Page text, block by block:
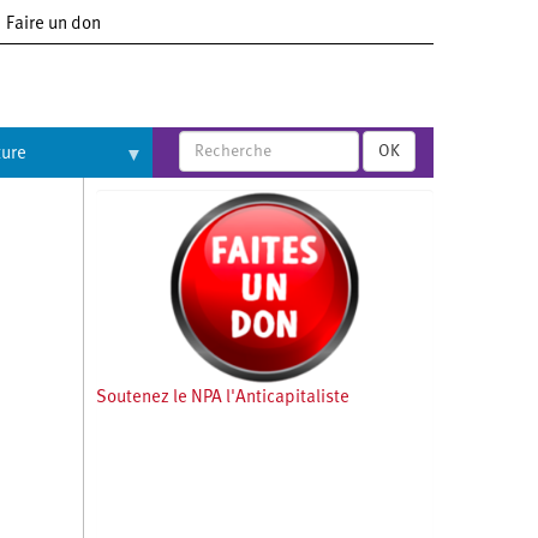
Faire un don
OK
Soutenez le NPA l'Anticapitaliste